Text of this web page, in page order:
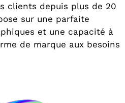
clients depuis plus de 20
sur une parfaite
et une capacité à
de marque aux besoins